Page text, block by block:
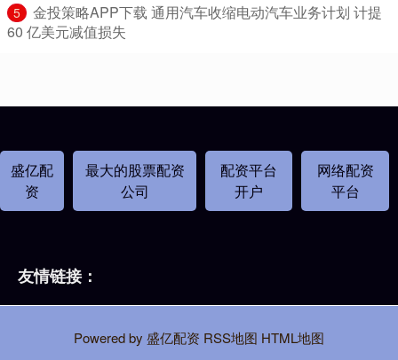
5
​金投策略APP下载 通用汽车收缩电动汽车业务计划 计提
60 亿美元减值损失
盛亿配
资
最大的股票配资
公司
配资平台
开户
网络配资
平台
友情链接：
Powered by 盛亿配资 RSS地图 HTML地图